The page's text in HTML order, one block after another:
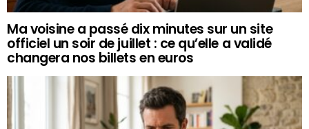
Ma voisine a passé dix minutes sur un site
officiel un soir de juillet : ce qu’elle a validé
changera nos billets en euros